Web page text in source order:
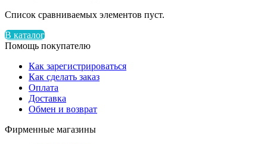
Список сравниваемых элементов пуст.
В каталог
Помощь покупателю
Как зарегистрироваться
Как сделать заказ
Оплата
Доставка
Обмен и возврат
Фирменные магазины